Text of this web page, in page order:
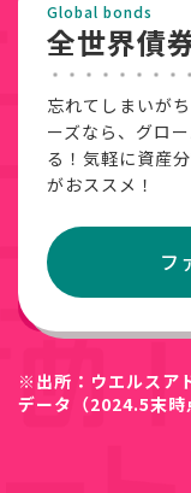
Global bonds
全世界債
忘れてしまいが
ーズなら、グロ
る！気軽に資産
がおススメ！
フ
※出所：ウエルスア
データ（2024.5末時